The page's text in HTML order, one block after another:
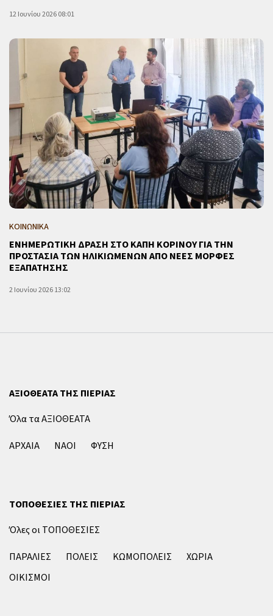
12 Ιουνίου 2026 08:01
ΚΟΙΝΩΝΙΚΑ
ΕΝΗΜΕΡΩΤΙΚΗ ΔΡΑΣΗ ΣΤΟ ΚΑΠΗ ΚΟΡΙΝΟΥ ΓΙΑ ΤΗΝ
ΠΡΟΣΤΑΣΙΑ ΤΩΝ ΗΛΙΚΙΩΜΕΝΩΝ ΑΠΟ ΝΕΕΣ ΜΟΡΦΕΣ
ΕΞΑΠΑΤΗΣΗΣ
2 Ιουνίου 2026 13:02
ΑΞΙΟΘΕΑΤΑ ΤΗΣ ΠΙΕΡΙΑΣ
Όλα τα ΑΞΙΟΘΕΑΤΑ
ΑΡΧΑΙΑ
ΝΑΟΙ ΦΥΣΗ
ΤΟΠΟΘΕΣΙΕΣ ΤΗΣ ΠΙΕΡΙΑΣ
Όλες οι ΤΟΠΟΘΕΣΙΕΣ
ΠΑΡΑΛΙΕΣ
ΠΟΛΕΙΣ ΚΩΜΟΠΟΛΕΙΣ
ΧΩΡΙΑ
ΟΙΚΙΣΜΟΙ